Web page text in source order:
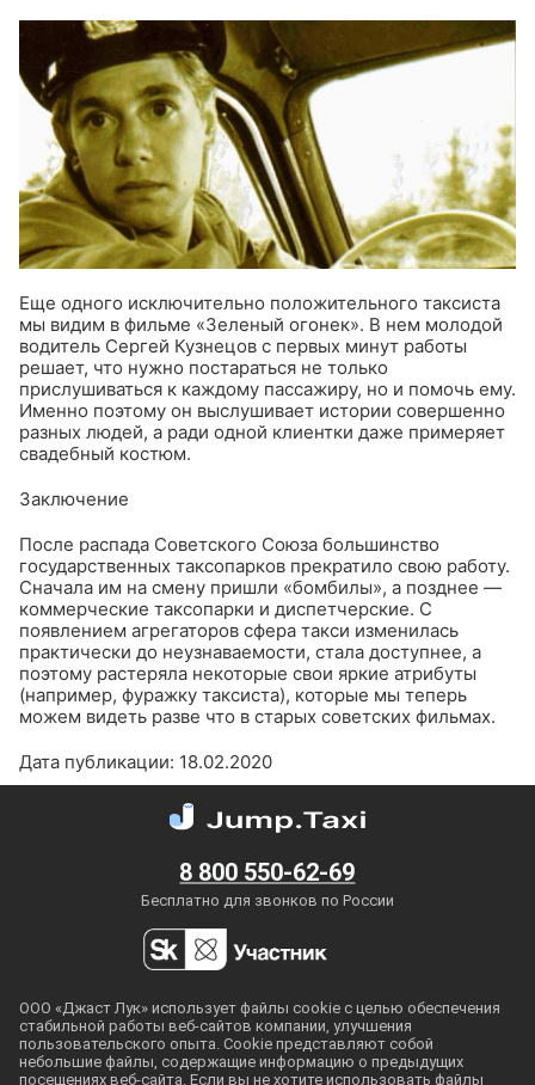
Еще одного исключительно положительного таксиста
мы видим в фильме «Зеленый огонек». В нем молодой
водитель Сергей Кузнецов с первых минут работы
решает, что нужно постараться не только
прислушиваться к каждому пассажиру, но и помочь ему.
Именно поэтому он выслушивает истории совершенно
разных людей, а ради одной клиентки даже примеряет
свадебный костюм.
Заключение
После распада Советского Союза большинство
государственных таксопарков прекратило свою работу.
Сначала им на смену пришли «бомбилы», а позднее —
коммерческие таксопарки и диспетчерские. С
появлением агрегаторов сфера такси изменилась
практически до неузнаваемости, стала доступнее, а
поэтому растеряла некоторые свои яркие атрибуты
(например, фуражку таксиста), которые мы теперь
можем видеть разве что в старых советских фильмах.
Дата публикации: 18.02.2020
8 800 550-62-69
Бесплатно для звонков по России
ООО «Джаст Лук» использует файлы cookie с целью обеспечения
стабильной работы веб-сайтов компании, улучшения
пользовательского опыта. Cookie представляют собой
небольшие файлы, содержащие информацию о предыдущих
посещениях веб-сайта. Если вы не хотите использовать файлы